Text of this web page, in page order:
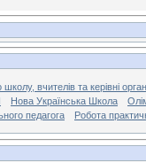
школу, вчителів та керівні
Нова Українська Школа
педагога
Робота